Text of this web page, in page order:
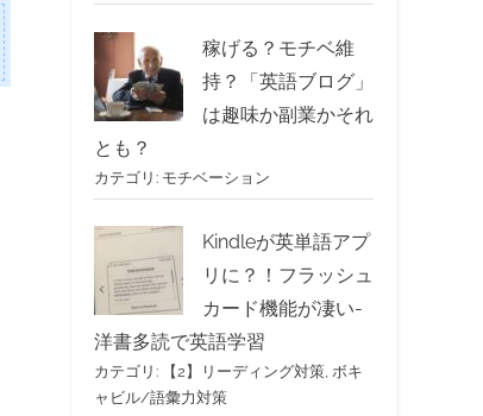
稼げる？モチベ維
持？「英語ブログ」
は趣味か副業かそれ
とも？
カテゴリ: モチベーション
Kindleが英単語アプ
リに？！フラッシュ
カード機能が凄い-
洋書多読で英語学習
カテゴリ: 【2】リーディング対策, ボキ
ャビル/語彙力対策